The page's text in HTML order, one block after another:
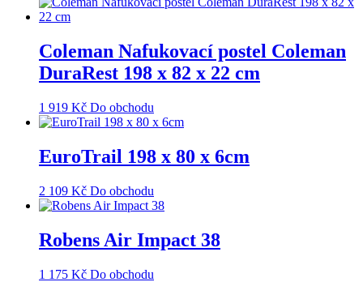
Coleman Nafukovací postel Coleman
DuraRest 198 x 82 x 22 cm
1 919 Kč Do obchodu
EuroTrail 198 x 80 x 6cm
2 109 Kč Do obchodu
Robens Air Impact 38
1 175 Kč Do obchodu